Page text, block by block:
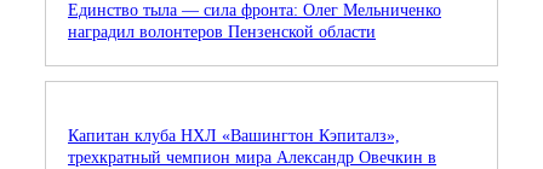
Единство тыла — сила фронта: Олег Мельниченко
наградил волонтеров Пензенской области
Капитан клуба НХЛ «Вашингтон Кэпиталз»,
трехкратный чемпион мира Александр Овечкин в